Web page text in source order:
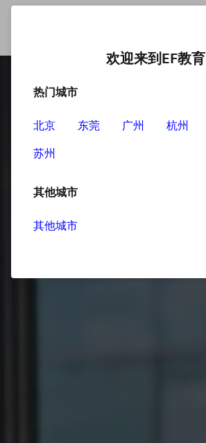
欢迎来到EF教育
热门城市
北京 东莞 广州 杭州
苏州
其他城市
其他城市